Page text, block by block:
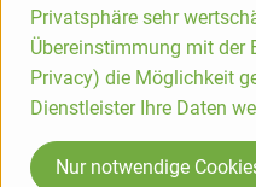
Privatsphäre sehr
Übereinstimmung mit der
Privacy) die Möglichkeit
Dienstleister Ihre Daten
Nur notwendige